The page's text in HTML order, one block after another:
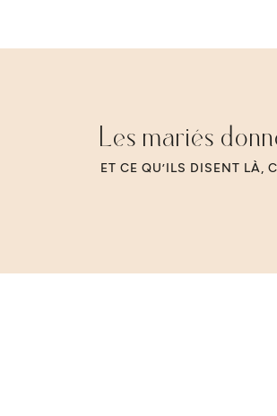
Les mariés
ET CE QU’ILS DISENT LÀ,